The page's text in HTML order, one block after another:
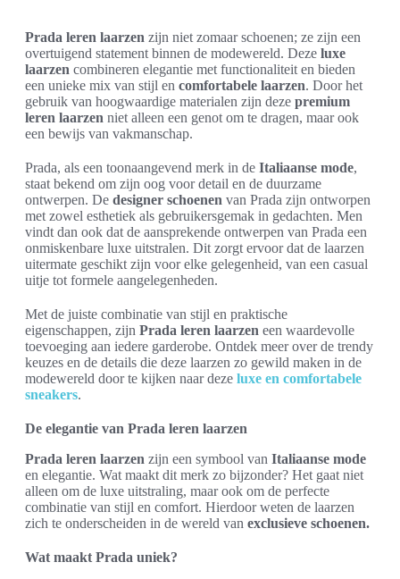
Prada leren laarzen zijn niet zomaar schoenen; ze zijn een
overtuigend statement binnen de modewereld. Deze luxe
laarzen combineren elegantie met functionaliteit en bieden
een unieke mix van stijl en comfortabele laarzen. Door het
gebruik van hoogwaardige materialen zijn deze premium
leren laarzen niet alleen een genot om te dragen, maar ook
een bewijs van vakmanschap.
Prada, als een toonaangevend merk in de Italiaanse mode,
staat bekend om zijn oog voor detail en de duurzame
ontwerpen. De designer schoenen van Prada zijn ontworpen
met zowel esthetiek als gebruikersgemak in gedachten. Men
vindt dan ook dat de aansprekende ontwerpen van Prada een
onmiskenbare luxe uitstralen. Dit zorgt ervoor dat de laarzen
uitermate geschikt zijn voor elke gelegenheid, van een casual
uitje tot formele aangelegenheden.
Met de juiste combinatie van stijl en praktische
eigenschappen, zijn Prada leren laarzen een waardevolle
toevoeging aan iedere garderobe. Ontdek meer over de trendy
keuzes en de details die deze laarzen zo gewild maken in de
modewereld door te kijken naar deze luxe en comfortabele
sneakers.
De elegantie van Prada leren laarzen
Prada leren laarzen zijn een symbool van Italiaanse mode
en elegantie. Wat maakt dit merk zo bijzonder? Het gaat niet
alleen om de luxe uitstraling, maar ook om de perfecte
combinatie van stijl en comfort. Hierdoor weten de laarzen
zich te onderscheiden in de wereld van exclusieve schoenen.
Wat maakt Prada uniek?